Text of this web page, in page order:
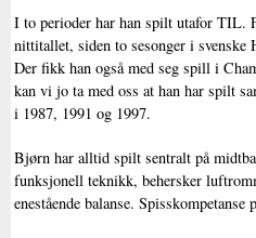
I to perioder har han spilt utafor TIL.
nittitallet, siden to sesonger i svenske
Der fikk han også med seg spill i
kan vi jo ta med oss at han har spilt
i 1987, 1991 og 1997.
Bjørn har alltid spilt sentralt på
funksjonell teknikk, behersker
enestående balanse.